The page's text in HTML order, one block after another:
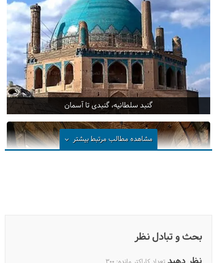
گنبد سلطانیه، گنبدی تا آسمان
سفری به شهر زیبای زنجان
مشاهده مطالب مرتبطبیشتر
بحث و تبادل نظر